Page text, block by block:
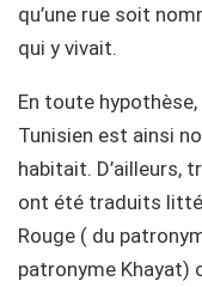
qu’une rue soit
qui y vivait.
En toute
Tunisien est ainsi
habitait. D’ailleurs,
ont été traduits
Rouge ( du
patronyme Khayat)